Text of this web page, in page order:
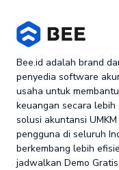
Bee.id adalah brand
penyedia software
usaha untuk
keuangan secara lebih
solusi akuntansi
pengguna di seluruh
berkembang lebih
jadwalkan Demo